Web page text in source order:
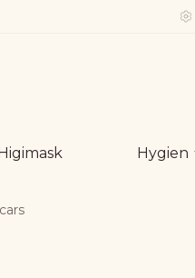
Hygien